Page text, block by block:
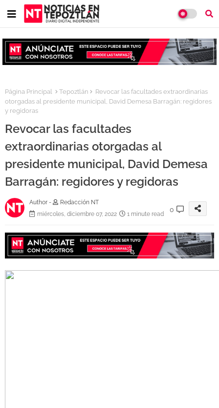
Página Principal Tepoztlán
Revocar las facultades extraordinarias
otorgadas al presidente municipal, David Demesa Barragán: regidores
y regidoras
Revocar las facultades
extraordinarias otorgadas al
presidente municipal, David Demesa
Barragán: regidores y regidoras
Author -
Redacción NT
miércoles, diciembre 07, 2022
1 minute read
0